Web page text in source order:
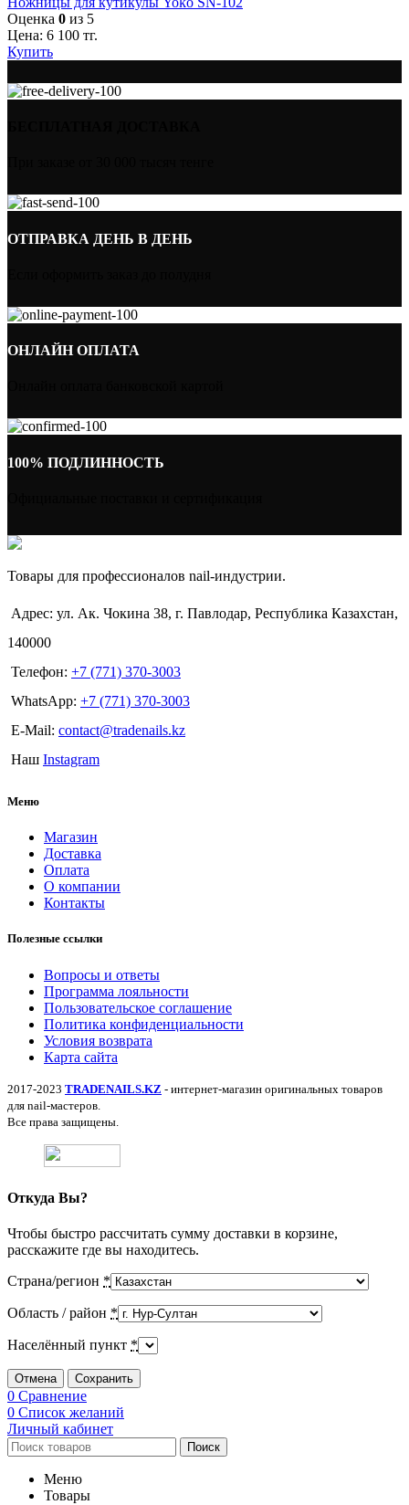
Оценка 0 из 5
Цена: 6 100 тг.
Купить
ОТПРАВКА ДЕНЬ В ДЕНЬ
ОНЛАЙН ОПЛАТА
100% ПОДЛИННОСТЬ
Товары для профессионалов nail-индустрии.
Адрес: ул. Ак. Чокина 38, г. Павлодар, Республика Казахстан,
140000
Телефон: +7 (771) 370-3003
WhatsApp: +7 (771) 370-3003
E-Mail: contact@tradenails.kz
Наш Instagram
Меню
Магазин
Доставка
Оплата
О компании
Контакты
Полезные ссылки
Вопросы и ответы
Программа лояльности
Пользовательское соглашение
Политика конфиденциальности
Условия возврата
Карта сайта
2017-2023 TRADENAILS.KZ - интернет-магазин оригинальных товаров
для nail-мастеров.
Все права защищены.
Откуда Вы?
Чтобы быстро рассчитать сумму доставки в корзине,
расскажите где вы находитесь.
Страна/регион *
Область / район *
Населённый пункт *
Отмена Сохранить
0 Сравнение
0 Список желаний
Личный кабинет
Поиск
Меню
Товары